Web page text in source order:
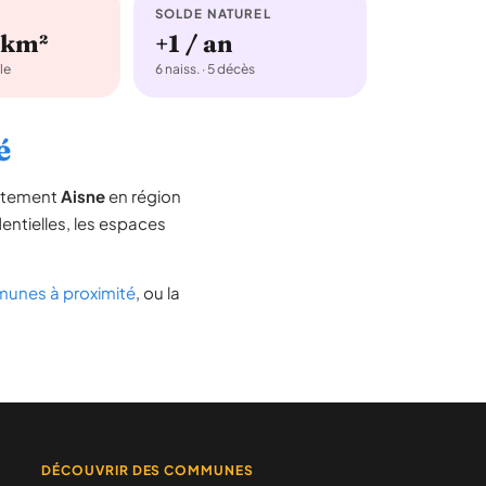
SOLDE NATUREL
+1 / an
6 naiss. · 5 décès
Aisneen région
les espaces
à proximité, ou la
DÉCOUVRIR DES COMMUNES